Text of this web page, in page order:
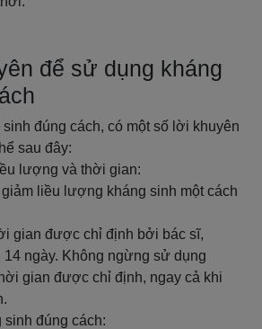
để sử dụng kháng
đúng cách, có một số lời khuyên
sau đây:
lượng và thời gian:
liều lượng kháng sinh một cách
gian được chỉ định bởi bác sĩ,
ngày. Không ngừng sử dụng
gian được chỉ định, ngay cả khi
sinh đúng cách: